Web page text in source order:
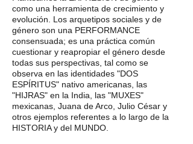
como una herramienta de crecimiento y
evolución. Los arquetipos sociales y de
género son una PERFORMANCE
consensuada; es una práctica común
cuestionar y reapropiar el género desde
todas sus perspectivas, tal como se
observa en las identidades "DOS
ESPÍRITUS" nativo americanas, las
"HIJRAS" en la India, las "MUXES"
mexicanas, Juana de Arco, Julio César y
otros ejemplos referentes a lo largo de la
HISTORIA y del MUNDO.